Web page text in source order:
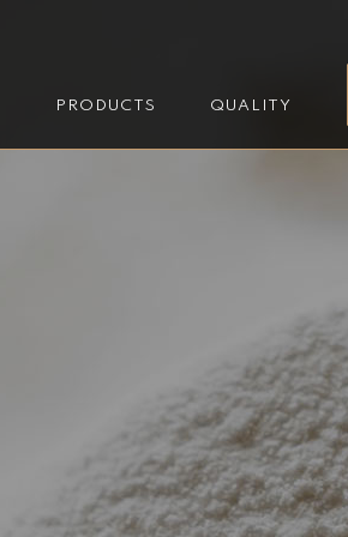
PRODUCTS QUALITY